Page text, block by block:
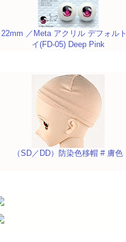
22mm ／Meta アクリル デフォル
イ(FD-05) Deep Pink
（SD／DD）防染色移帽 # 膚色